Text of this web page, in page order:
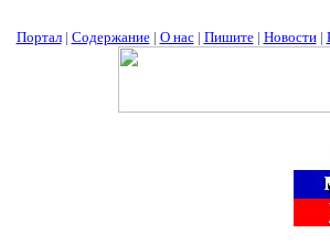
Портал| Содержание| О нас| Пишите| Новости|